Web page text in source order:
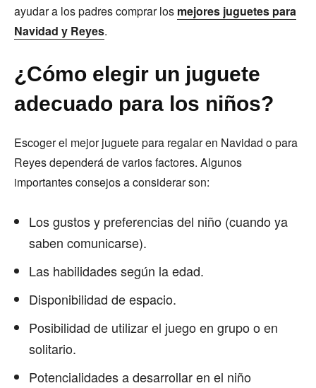
ayudar a los padres comprar los mejores juguetes para
Navidad y Reyes.
¿Cómo elegir un juguete
adecuado para los niños?
Escoger el mejor juguete para regalar en Navidad o para
Reyes dependerá de varios factores. Algunos
importantes consejos a considerar son:
Los gustos y preferencias del niño (cuando ya
saben comunicarse).
Las habilidades según la edad.
Disponibilidad de espacio.
Posibilidad de utilizar el juego en grupo o en
solitario.
Potencialidades a desarrollar en el niño